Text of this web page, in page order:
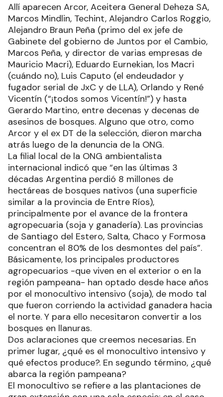
Allí aparecen Arcor, Aceitera General Deheza SA,
Marcos Mindlin, Techint, Alejandro Carlos Roggio,
Alejandro Braun Peña (primo del ex jefe de
Gabinete del gobierno de Juntos por el Cambio,
Marcos Peña, y director de varias empresas de
Mauricio Macri), Eduardo Eurnekian, los Macri
(cuándo no), Luis Caputo (el endeudador y
fugador serial de JxC y de LLA), Orlando y René
Vicentín (“¡todos somos Vicentín!”) y hasta
Gerardo Martino, entre decenas y decenas de
asesinos de bosques. Alguno que otro, como
Arcor y el ex DT de la selección, dieron marcha
atrás luego de la denuncia de la ONG.
La filial local de la ONG ambientalista
internacional indicó que “en las últimas 3
décadas Argentina perdió 8 millones de
hectáreas de bosques nativos (una superficie
similar a la provincia de Entre Ríos),
principalmente por el avance de la frontera
agropecuaria (soja y ganadería). Las provincias
de Santiago del Estero, Salta, Chaco y Formosa
concentran el 80% de los desmontes del país”.
Básicamente, los principales productores
agropecuarios -que viven en el exterior o en la
región pampeana- han optado desde hace años
por el monocultivo intensivo (soja), de modo tal
que fueron corriendo la actividad ganadera hacia
el norte. Y para ello necesitaron convertir a los
bosques en llanuras.
Dos aclaraciones que creemos necesarias. En
primer lugar, ¿qué es el monocultivo intensivo y
qué efectos produce?. En segundo término, ¿qué
abarca la región pampeana?
El monocultivo se refiere a las plantaciones de